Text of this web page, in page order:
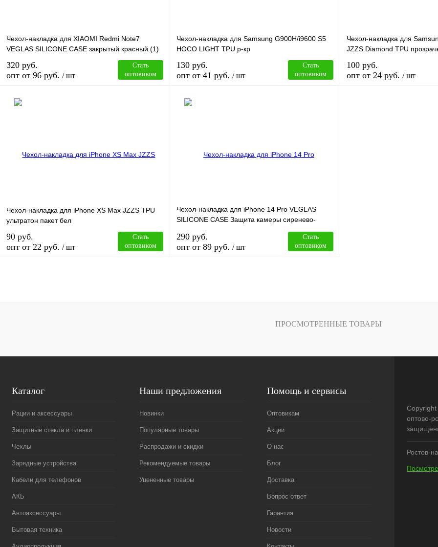
Чехол-накладка для XIAOMI Redmi Note7
VEGLAS SILICONE CASE закрытый красный (1)
320 руб.
опт от 96 руб. / шт
Стать
оптовиком
В избранное
В
Чехол-накладка для Samsung G900H/i9600 S5
HOCO LIGHT TPU р-кр
130 руб.
опт от 41 руб. / шт
Стать
оптовиком
В избранное
В
Чехол-накладка для
JZZS Diamond TPU
100 руб.
опт от 24 руб. / шт
Чехол-накладка для iPhone XS Max JZZS TPU
ультратон пакет бел
90 руб.
опт от 22 руб. / шт
Стать
оптовиком
Чехол-накладка для iPhone 14 Pro VEGLAS
SILICONE CASE Защита камеры сиренево-
290 руб.
опт от 89 руб. / шт
Стать
оптовиком
ПРОСМОТРЕННЫЕ ТОВАРЫ
Каталог
Рации и аксессуары
Защитные стекла и пленки
Чехлы
Зарядные устройства
Кабели для телефонов
АКБ
Автоаксессуары
Бытовая техника
Наши предложения
Новинки
Популярные товары
Распродажи и скидки
Рекомендуемые товары
Уцененные товары
Помощь и сервисы
Оптовикам
Акции
О нас
Блог
Доставка
Вопрос ответ
Гарантия
Новости
оптово-
Ростов-